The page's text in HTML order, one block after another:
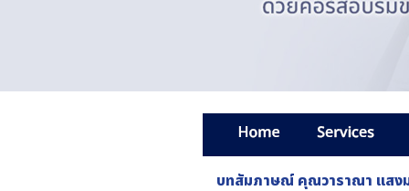
บทสัมภาษณ์ คุณวาราณา แส